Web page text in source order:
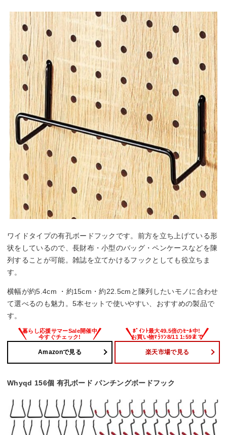
ワイドタイプの有孔ボードフックです。前方を立ち上げている形
状をしているので、長財布・小型のバッグ・ペンケースなどを陳
列することが可能。雑誌を立てかけるフックとしても役立ちま
す。
横幅が約5.4cm ・約15cm・約22.5cmと陳列したいモノに合わせ
て選べるのも魅力。5本セットで使いやすい、おすすめの製品で
す。
Amazonで見る 楽天市場で見る
Whyqd 156個 有孔ボード パンチングボードフック